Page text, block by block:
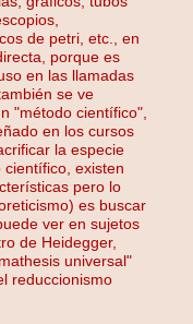
de petri, etc., en
porque es
en las llamadas
se ve
"método científico",
en los cursos
la especie
existen
pero lo
es buscar
ver en sujetos
de Heidegger,
universal"
reduccionismo